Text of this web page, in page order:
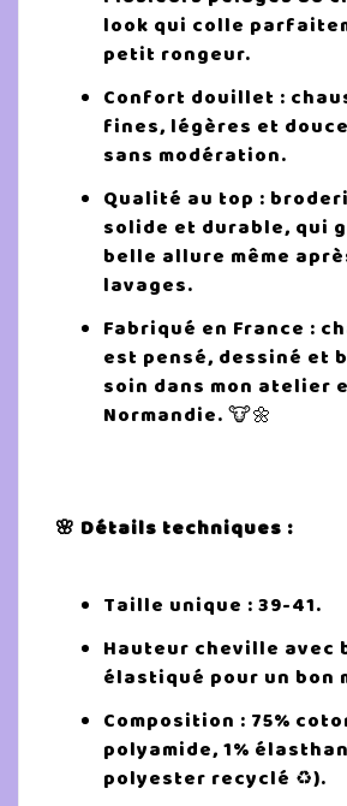
look qui colle
petit rongeur.
Confort douillet :
fines, légères et
sans modération.
Qualité au top :
solide et durable, qui
belle allure même
lavages.
Fabriqué en France :
est pensé, dessiné et
soin dans mon atelier
Normandie. 🐮🌼
🌸 Détails techniques :
Taille unique : 39-41.
Hauteur cheville avec
élastiqué pour un bon
Composition : 75%
polyamide, 1%
polyester recyclé ♻️).